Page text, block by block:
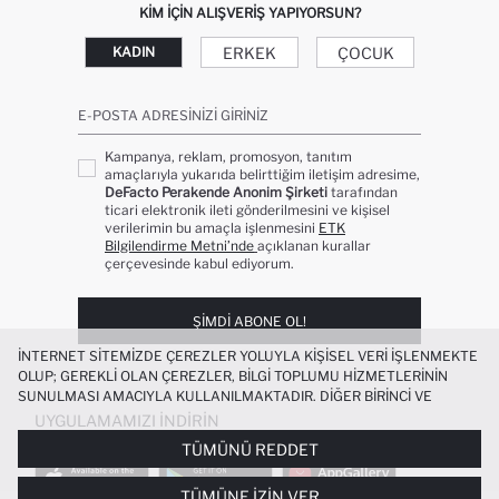
KIM IÇIN ALIŞVERIŞ YAPIYORSUN?
KADIN ERKEK ÇOCUK
E-POSTA ADRESINIZI GIRINIZ
Kampanya, reklam, promosyon, tanıtım
amaçlarıyla yukarıda belirttiğim iletişim adresime,
DeFacto Perakende Anonim Şirketi tarafından
ticari elektronik ileti gönderilmesini ve kişisel
verilerimin bu amaçla işlenmesini ETK
Bilgilendirme Metni’nde açıklanan kurallar
çerçevesinde kabul ediyorum.
ŞIMDI ABONE OL!
UYGULAMAMIZI İNDIRIN
İNTERNET SITEMIZDE ÇEREZLER YOLUYLA KIŞISEL VERI IŞLENMEKTE
OLUP; GEREKLI OLAN ÇEREZLER, BILGI TOPLUMU HIZMETLERININ
SUNULMASI AMACIYLA KULLANILMAKTADIR. DIĞER BIRINCI VE
ÜÇÜNCÜ TARAF ÇEREZLER ISE SIZE DAHA IYI BIR ALIŞVERIŞ
DENEYIMI SUNULABILMESI, SITEMIZIN DAHA IŞLEVSEL KILINMASI VE
KIŞISELLEŞTIRMESI VE AÇIK RIZA VERMENIZ HALINDE, SIZLERE
YÖNELIK PAZARLAMA FAALIYETLERININ YAPILMASI AMAÇLARIYLA
TÜMÜNÜ REDDET